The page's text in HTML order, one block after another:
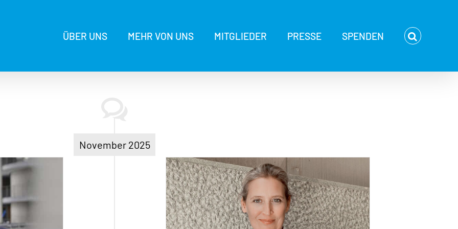
ÜBER UNS MEHR VON UNS MITGLIEDER PRESSE SPENDEN
November 2025